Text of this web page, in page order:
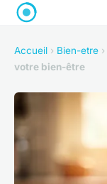
Accueil › Bien-etre ›
votre bien-être